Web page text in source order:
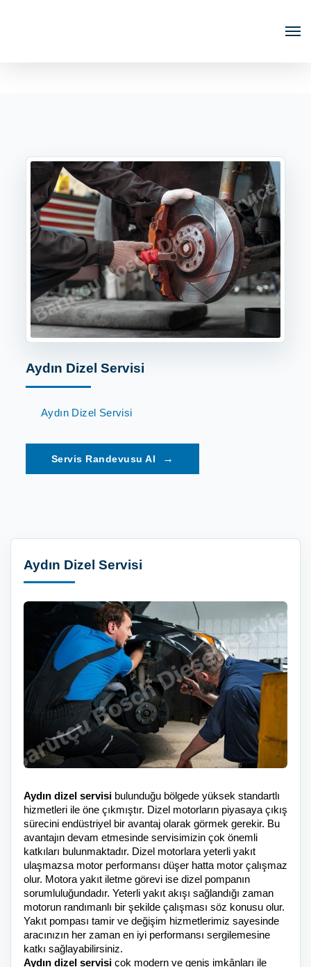
Aydın Dizel Servisi
Aydın Dizel Servisi
→
Aydın Dizel Servisi
Aydın dizel servisi bulunduğu bölgede yüksek standartlı
hizmetleri ile öne çıkmıştır. Dizel motorların piyasaya çıkış
sürecini endüstriyel bir avantaj olarak görmek gerekir. Bu
avantajın devam etmesinde servisimizin çok önemli
katkıları bulunmaktadır. Dizel motorlara yeterli yakıt
ulaşmazsa motor performansı düşer hatta motor çalışmaz
olur. Motora yakıt iletme görevi ise dizel pompanın
sorumluluğundadır. Yeterli yakıt akışı sağlandığı zaman
motorun randımanlı bir şekilde çalışması söz konusu olur.
Yakıt pompası tamir ve değişim hizmetlerimiz sayesinde
aracınızın her zaman en iyi performansı sergilemesine
katkı sağlayabilirsiniz.
Aydın dizel servisi çok modern ve geniş imkânları ile